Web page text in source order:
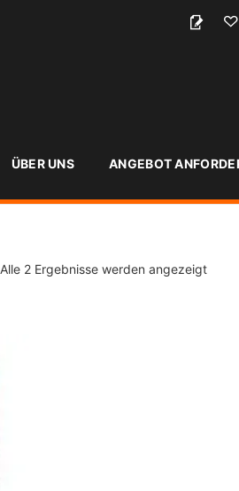
ÜBER UNS ANGEBOT
Alle 2 Ergebnisse werden angezeigt